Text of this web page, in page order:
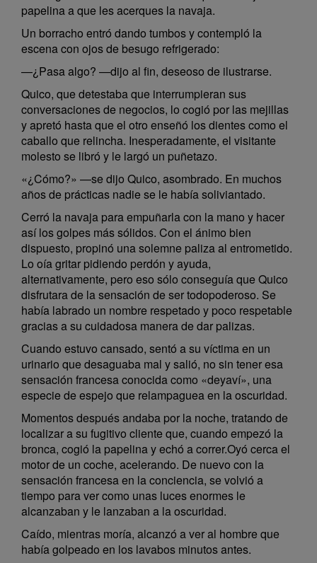
papelina a que les acerques la navaja.
Un borracho entró dando tumbos y contempló la
escena con ojos de besugo refrigerado:
—¿Pasa algo? —dijo al fin, deseoso de ilustrarse.
Quico, que detestaba que interrumpieran sus
conversaciones de negocios, lo cogió por las mejillas
y apretó hasta que el otro enseñó los dientes como el
caballo que relincha. Inesperadamente, el visitante
molesto se libró y le largó un puñetazo.
«¿Cómo?» —se dijo Quico, asombrado. En muchos
años de prácticas nadie se le había soliviantado.
Cerró la navaja para empuñarla con la mano y hacer
así los golpes más sólidos. Con el ánimo bien
dispuesto, propinó una solemne paliza al entrometido.
Lo oía gritar pidiendo perdón y ayuda,
alternativamente, pero eso sólo conseguía que Quico
disfrutara de la sensación de ser todopoderoso. Se
había labrado un nombre respetado y poco respetable
gracias a su cuidadosa manera de dar palizas.
Cuando estuvo cansado, sentó a su víctima en un
urinario que desaguaba mal y salió, no sin tener esa
sensación francesa conocida como «deyaví», una
especie de espejo que relampaguea en la oscuridad.
Momentos después andaba por la noche, tratando de
localizar a su fugitivo cliente que, cuando empezó la
bronca, cogió la papelina y echó a correr.Oyó cerca el
motor de un coche, acelerando. De nuevo con la
sensación francesa en la conciencia, se volvió a
tiempo para ver como unas luces enormes le
alcanzaban y le lanzaban a la oscuridad.
Caído, mientras moría, alcanzó a ver al hombre que
había golpeado en los lavabos minutos antes.